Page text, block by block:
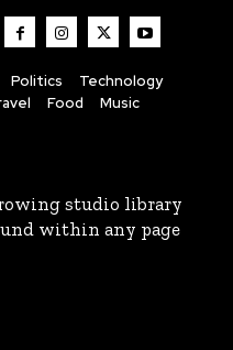
Politics
Technology
Food Music
studio library
within any page